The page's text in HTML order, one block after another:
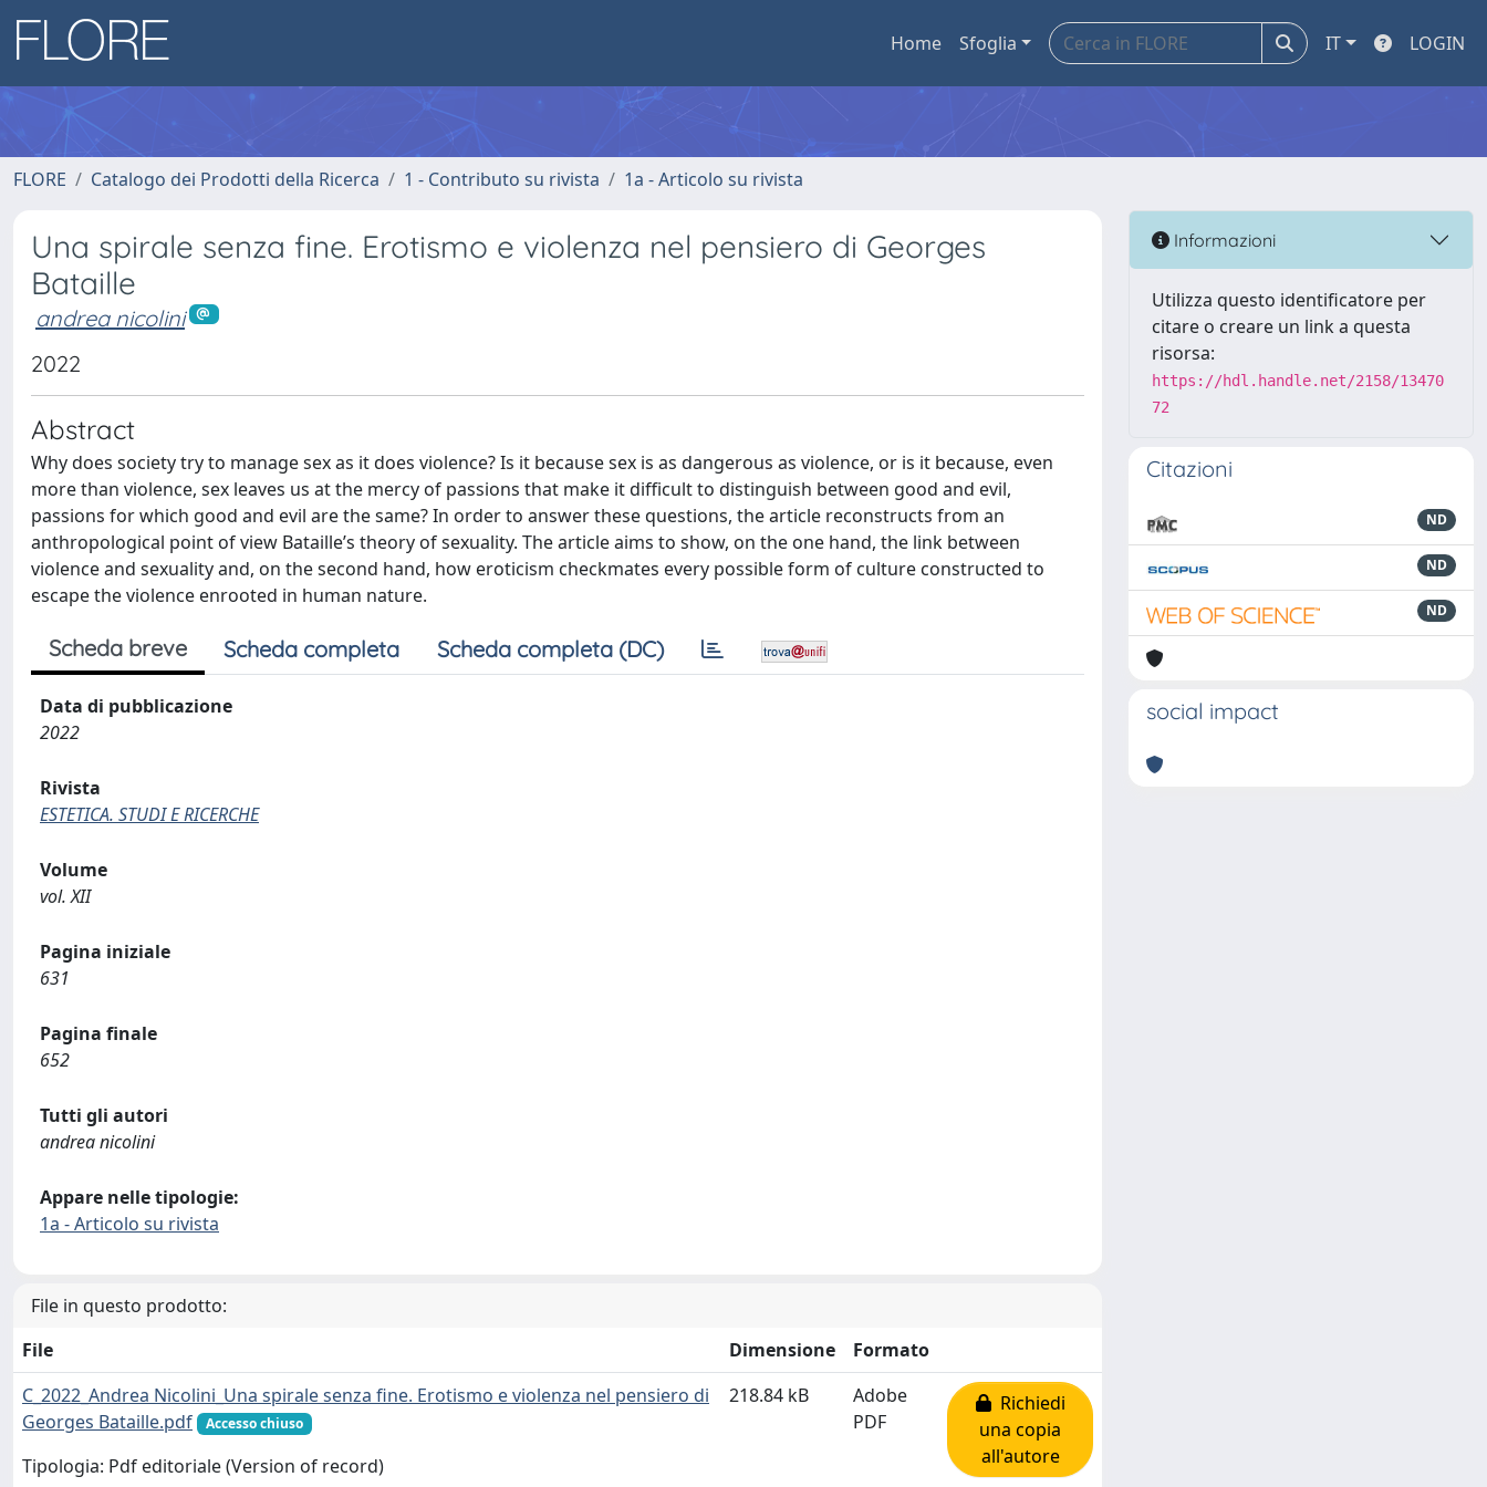
Home Sfoglia IT LOGIN
FLORE Catalogo dei Prodotti della Ricerca 1 - Contributo su rivista 1a - Articolo su rivista
Una spirale senza fine. Erotismo e violenza nel pensiero di Georges
Bataille
andrea nicolini
2022
Abstract
Why does society try to manage sex as it does violence? Is it because sex is as dangerous as violence, or is it because, even
more than violence, sex leaves us at the mercy of passions that make it difficult to distinguish between good and evil,
passions for which good and evil are the same? In order to answer these questions, the article reconstructs from an
anthropological point of view Bataille’s theory of sexuality. The article aims to show, on the one hand, the link between
violence and sexuality and, on the second hand, how eroticism checkmates every possible form of culture constructed to
escape the violence enrooted in human nature.
Scheda breve Scheda completa Scheda completa (DC)
Data di pubblicazione
2022
Rivista
ESTETICA. STUDI E RICERCHE
Volume
vol. XII
Pagina iniziale
631
Pagina finale
652
Tutti gli autori
andrea nicolini
Appare nelle tipologie:
1a - Articolo su rivista
File in questo prodotto:
File
Dimensione
Formato
C_2022_Andrea Nicolini_Una spirale senza fine. Erotismo e violenza nel pensiero di
Georges Bataille.pdf
Accesso chiuso
Tipologia: Pdf editoriale (Version of record)
218.84 kB
Adobe
PDF
Richiedi
una copia
all'autore
Informazioni
Utilizza questo identificatore per
citare o creare un link a questa
risorsa:
https://hdl.handle.net/2158/13470
72
Citazioni
ND
ND
ND
social impact